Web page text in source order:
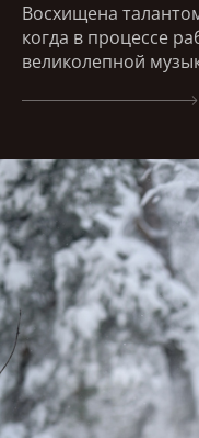
Восхищена
когда в процессе
великолепной